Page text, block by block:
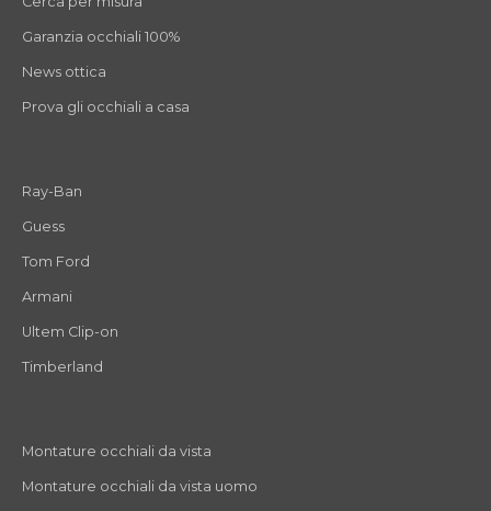
Garanzia occhiali 100%
News ottica
Prova gli occhiali a casa
Ray-Ban
Guess
Tom Ford
Armani
Ultem Clip-on
Timberland
Montature occhiali da vista
Montature occhiali da vista uomo